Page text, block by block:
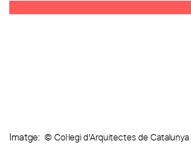
Imatge: © Col·legi d'Arquitectes de